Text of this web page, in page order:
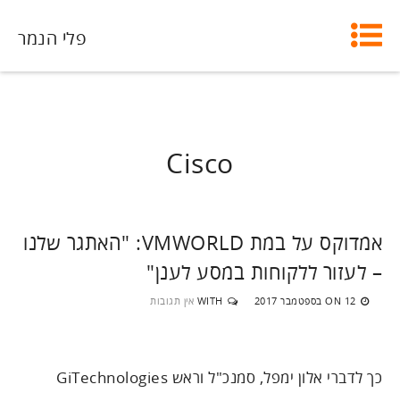
פלי הנמר
Cisco
אמדוקס על במת VMWORLD: "האתגר שלנו
– לעזור ללקוחות במסע לענן"
ON 12 בספטמבר 2017 WITH אין תגובות
כך לדברי אלון ימפל, סמנכ"ל וראש GiTechnologies